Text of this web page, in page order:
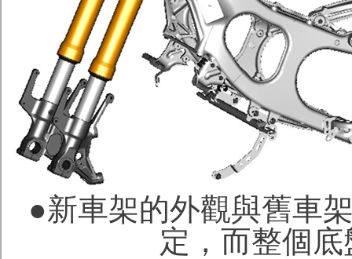
●新車架的外觀與舊車
定，而整個